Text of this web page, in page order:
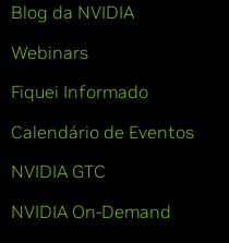
Blog da NVIDIA
Webinars
Fiquei Informado
Calendário de Eventos
NVIDIA GTC
NVIDIA On-Demand